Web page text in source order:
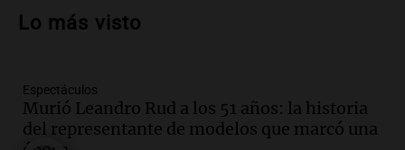
vehículos desde un puente
Audio.
Tragedia en Mendoza: un muerto
y cinco heridos tras caer dos autos desde
un puente
Lo más visto
Espectáculos
Murió Leandro Rud a los 51 años: la historia
del representante de modelos que marcó una